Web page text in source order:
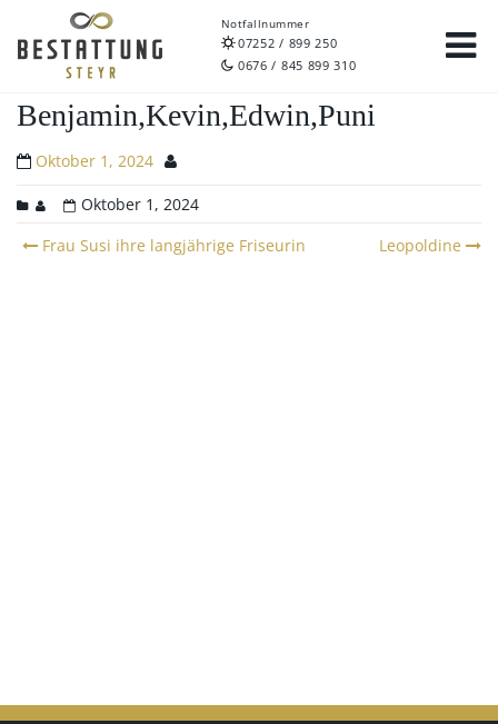
Notfallnummer
07252 / 899 250
0676 / 845 899 310
Benjamin,Kevin,Edwin,Puni
Oktober 1, 2024
Oktober 1, 2024
PostFrau Susi ihre langjährige Friseurin Leopoldine